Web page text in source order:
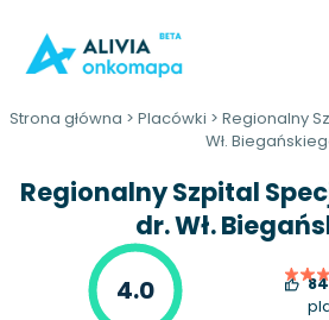
Strona główna > Placówki > Regionalny
Wł.
Regionalny Szpital
dr. Wł.
4.0